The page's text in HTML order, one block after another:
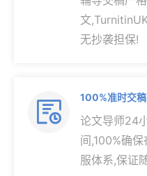
文
无抄袭担保!

100%准时交
论文导师24
间,100%确
服体系,保证